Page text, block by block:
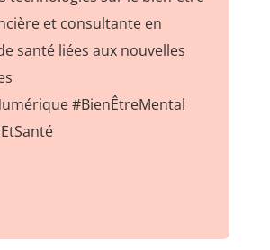
et consultante en
santé liées aux nouvelles
#BienÊtreMental